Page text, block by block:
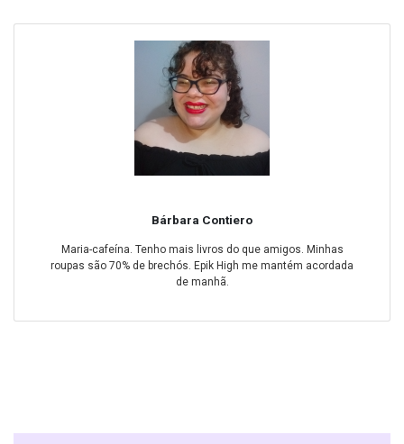
Bárbara Contiero
Maria-cafeína. Tenho mais livros do que amigos. Minhas
roupas são 70% de brechós. Epik High me mantém acordada
de manhã.